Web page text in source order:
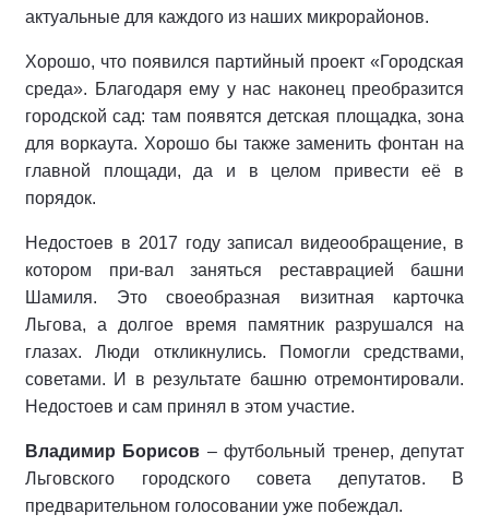
актуальные для каждого из наших микрорайонов.
Хорошо, что появился партийный проект «Городская
среда». Благодаря ему у нас наконец преобразится
городской сад: там появятся детская площадка, зона
для воркаута. Хорошо бы также заменить фонтан на
главной площади, да и в целом привести её в
порядок.
Недостоев в 2017 году записал видеообращение, в
котором при-вал заняться реставрацией башни
Шамиля. Это своеобразная визитная карточка
Льгова, а долгое время памятник разрушался на
глазах. Люди откликнулись. Помогли средствами,
советами. И в результате башню отремонтировали.
Недостоев и сам принял в этом участие.
Владимир Борисов – футбольный тренер, депутат
Льговского городского совета депутатов. В
предварительном голосовании уже побеждал.